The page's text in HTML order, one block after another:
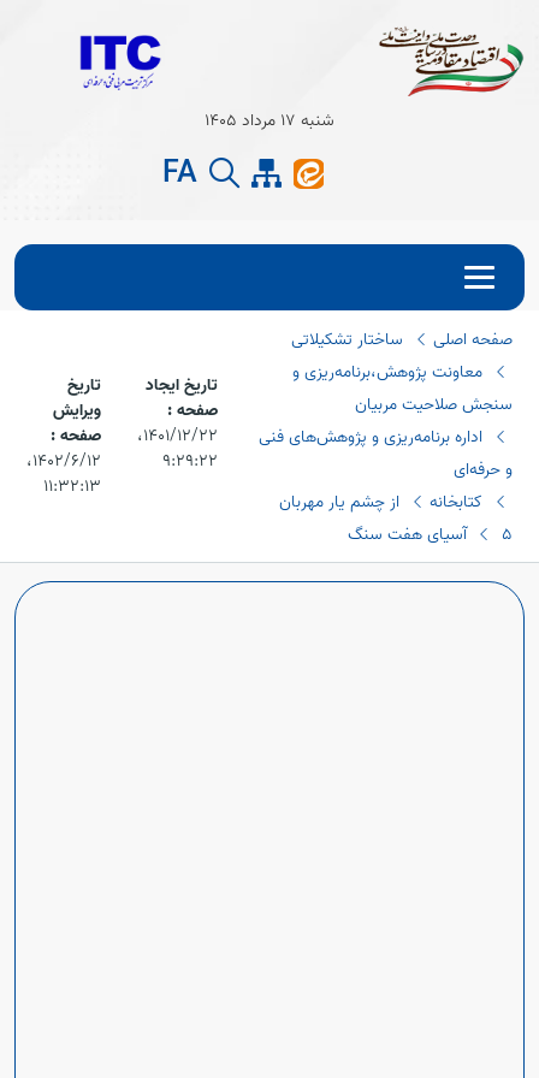
Open
شنبه 17 مرداد 1405
FA
صفحه اصلی
ساختار تشکیلاتی
معاونت پژوهش،برنامه‌ریزی و
سنجش صلاحیت مربیان
اداره برنامه‌ریزی و پژوهش‌های فنی
و حرفه‌ای
کتابخانه
از چشم یار مهربان
5 آسیای هفت سنگ
تاریخ ایجاد
صفحه :
۱۴۰۱/۱۲/۲۲،‏
۹:۲۹:۲۲
تاریخ
ویرایش
صفحه :
۱۴۰۲/۶/۱۲،‏
۱۱:۳۲:۱۳